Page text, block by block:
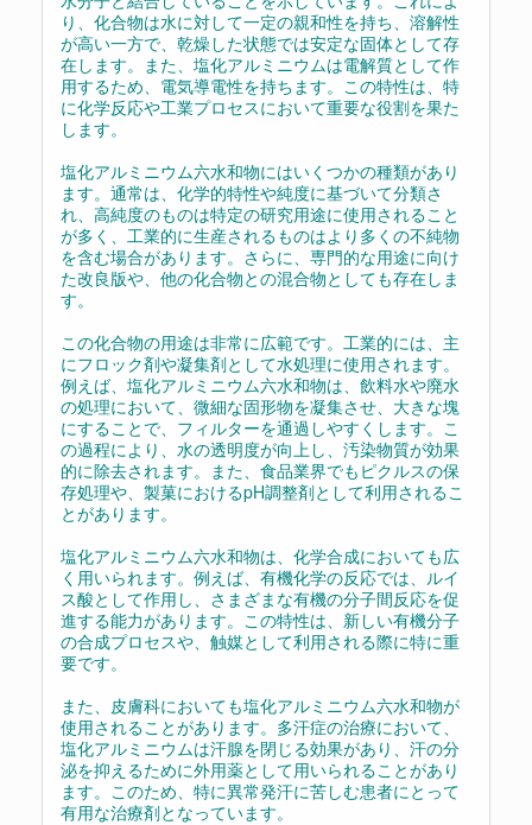
り、化合物は水に対して一定の親和性を持ち、溶解性
が高い一方で、乾燥した状態では安定な固体として存
在します。また、塩化アルミニウムは電解質として作
用するため、電気導電性を持ちます。この特性は、特
に化学反応や工業プロセスにおいて重要な役割を果た
します。
塩化アルミニウム六水和物にはいくつかの種類があり
ます。通常は、化学的特性や純度に基づいて分類さ
れ、高純度のものは特定の研究用途に使用されること
が多く、工業的に生産されるものはより多くの不純物
を含む場合があります。さらに、専門的な用途に向け
た改良版や、他の化合物との混合物としても存在しま
す。
この化合物の用途は非常に広範です。工業的には、主
にフロック剤や凝集剤として水処理に使用されます。
例えば、塩化アルミニウム六水和物は、飲料水や廃水
の処理において、微細な固形物を凝集させ、大きな塊
にすることで、フィルターを通過しやすくします。こ
の過程により、水の透明度が向上し、汚染物質が効果
的に除去されます。また、食品業界でもピクルスの保
存処理や、製菓におけるpH調整剤として利用されるこ
とがあります。
塩化アルミニウム六水和物は、化学合成においても広
く用いられます。例えば、有機化学の反応では、ルイ
ス酸として作用し、さまざまな有機の分子間反応を促
進する能力があります。この特性は、新しい有機分子
の合成プロセスや、触媒として利用される際に特に重
要です。
また、皮膚科においても塩化アルミニウム六水和物が
使用されることがあります。多汗症の治療において、
塩化アルミニウムは汗腺を閉じる効果があり、汗の分
泌を抑えるために外用薬として用いられることがあり
ます。このため、特に異常発汗に苦しむ患者にとって
有用な治療剤となっています。